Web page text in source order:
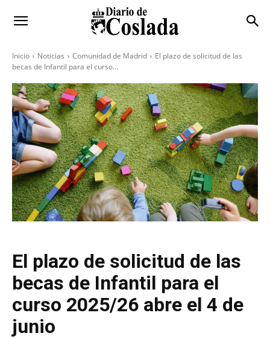
Inicio Noticias Comunidad de Madrid
El plazo de solicitud de las
becas de Infantil para el curso...
El plazo de solicitud de las
becas de Infantil para el
curso 2025/26 abre el 4 de
junio